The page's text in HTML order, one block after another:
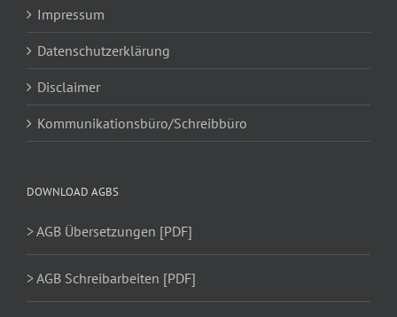
Impressum
Datenschutzerklärung
Disclaimer
Kommunikationsbüro/Schreibbüro
DOWNLOAD AGBS
> AGB Übersetzungen [PDF]
> AGB Schreibarbeiten [PDF]